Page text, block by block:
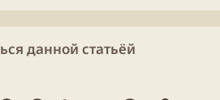
с сайтами и форумами
данной статьёй